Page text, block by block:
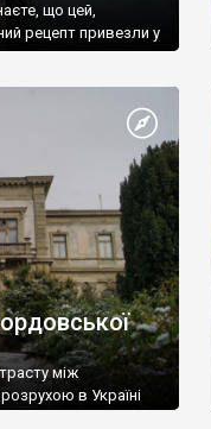
що цей,
рецепт привезли у
між
в Україні